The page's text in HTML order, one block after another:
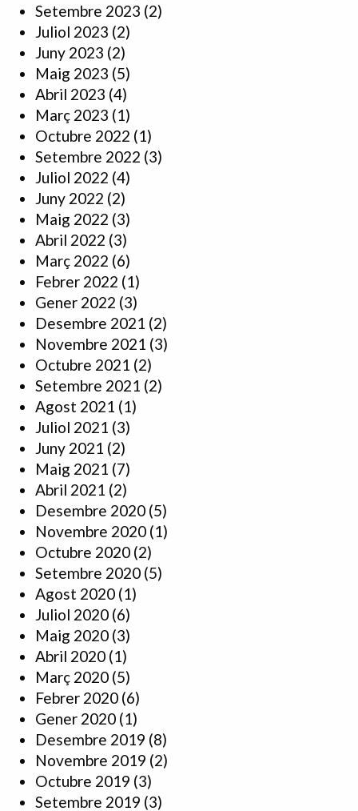
Setembre 2023 (2)
Juliol 2023 (2)
Juny 2023 (2)
Maig 2023 (5)
Abril 2023 (4)
Març 2023 (1)
Octubre 2022 (1)
Setembre 2022 (3)
Juliol 2022 (4)
Juny 2022 (2)
Maig 2022 (3)
Abril 2022 (3)
Març 2022 (6)
Febrer 2022 (1)
Gener 2022 (3)
Desembre 2021 (2)
Novembre 2021 (3)
Octubre 2021 (2)
Setembre 2021 (2)
Agost 2021 (1)
Juliol 2021 (3)
Juny 2021 (2)
Maig 2021 (7)
Abril 2021 (2)
Desembre 2020 (5)
Novembre 2020 (1)
Octubre 2020 (2)
Setembre 2020 (5)
Agost 2020 (1)
Juliol 2020 (6)
Maig 2020 (3)
Abril 2020 (1)
Març 2020 (5)
Febrer 2020 (6)
Gener 2020 (1)
Desembre 2019 (8)
Novembre 2019 (2)
Octubre 2019 (3)
Setembre 2019 (3)